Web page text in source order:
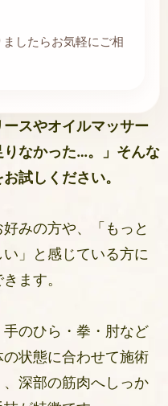
したらお気軽にご相
ースやオイルマッサー
りなかった…。」そんな
試しください。
みの方や、「もっと
」と感じている方に
ます。
のひら・拳・肘など
状態に合わせて施術
深部の筋肉へしっか